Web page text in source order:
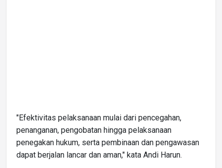
"Efektivitas pelaksanaan mulai dari pencegahan,
penanganan, pengobatan hingga pelaksanaan
penegakan hukum, serta pembinaan dan pengawasan
dapat berjalan lancar dan aman," kata Andi Harun.